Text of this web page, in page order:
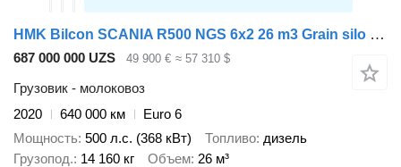
HMK Bilcon SCANIA R500 NGS 6x2 26 m3 Grain silo / Kompressor
687 000 000 UZS 49 900 € ≈ 57 310 $
Грузовик - молоковоз
2020
640 000 км
Euro 6
Мощность 500 л.с. (368 кВт) Топливо дизель
Грузопод. 14 160 кг Объем 26 м³